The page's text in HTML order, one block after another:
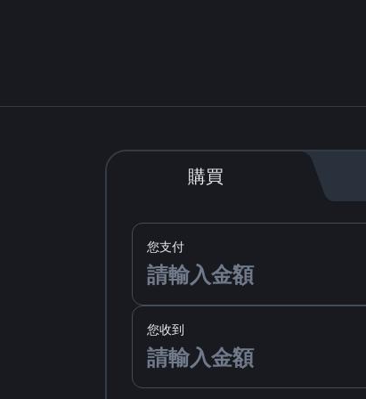
購買
您支付
您收到